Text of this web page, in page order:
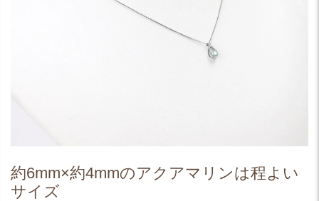
約6mm×約4mmのアクアマリンは程よい
サイズ